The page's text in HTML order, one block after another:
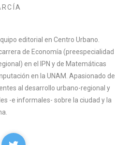
editorial en Centro Urbano.
de Economía (preespecialidad
en el IPN y de Matemáticas
en la UNAM. Apasionado de
al desarrollo urbano-regional y
-e informales- sobre la ciudad y la